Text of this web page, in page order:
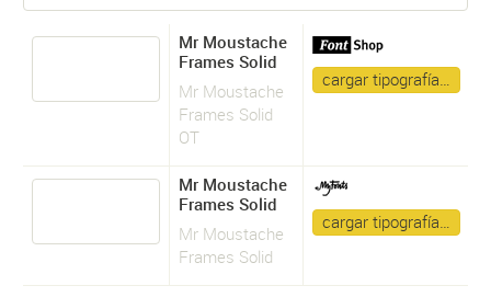
Mr Moustache
Frames Solid
Mr Moustache
Frames Solid
OT
cargar tipografía…
Mr Moustache
Frames Solid
Mr Moustache
Frames Solid
cargar tipografía…